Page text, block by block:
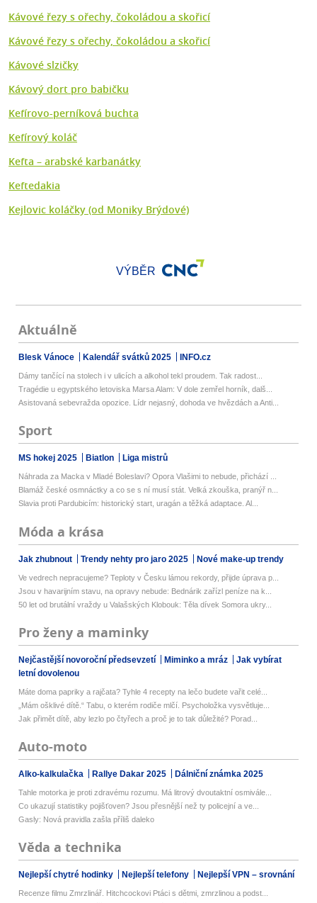
Kávové řezy s ořechy, čokoládou a skořicí
Kávové řezy s ořechy, čokoládou a skořicí
Kávové slzičky
Kávový dort pro babičku
Kefírovo-perníková buchta
Kefírový koláč
Kefta –⁠ arabské karbanátky
Keftedakia
Kejlovic koláčky (od Moniky Brýdové)
VÝBĚR
Aktuálně
Blesk Vánoce Kalendář svátků 2025 INFO.cz
Dámy tančící na stolech i v ulicích a alkohol tekl proudem. Tak radost...
Tragédie u egyptského letoviska Marsa Alam: V dole zemřel horník, dalš...
Asistovaná sebevražda opozice. Lídr nejasný, dohoda ve hvězdách a Anti...
Sport
MS hokej 2025 Biatlon Liga mistrů
Náhrada za Macka v Mladé Boleslavi? Opora Vlašimi to nebude, přichází ...
Blamáž české osmnáctky a co se s ní musí stát. Velká zkouška, pranýř n...
Slavia proti Pardubicím: historický start, uragán a těžká adaptace. Al...
Móda a krása
Jak zhubnout Trendy nehty pro jaro 2025 Nové make-up trendy
Ve vedrech nepracujeme? Teploty v Česku lámou rekordy, přijde úprava p...
Jsou v havarijním stavu, na opravy nebude: Bednárik zařízl peníze na k...
50 let od brutální vraždy u Valašských Klobouk: Těla dívek Somora ukry...
Pro ženy a maminky
Nejčastější novoroční předsevzetí Miminko a mráz
Jak vybírat
letní dovolenou
Máte doma papriky a rajčata? Tyhle 4 recepty na lečo budete vařit celé...
„Mám ošklivé dítě.“ Tabu, o kterém rodiče mlčí. Psycholožka vysvětluje...
Jak přimět dítě, aby lezlo po čtyřech a proč je to tak důležité? Porad...
Auto-moto
Alko-kalkulačka Rallye Dakar 2025 Dálniční známka 2025
Tahle motorka je proti zdravému rozumu. Má litrový dvoutaktní osmivále...
Co ukazují statistiky pojišťoven? Jsou přesnější než ty policejní a ve...
Gasly: Nová pravidla zašla příliš daleko
Věda a technika
Nejlepší chytré hodinky Nejlepší telefony Nejlepší VPN – srovnání
Recenze filmu Zmrzlinář. Hitchcockovi Ptáci s dětmi, zmrzlinou a podst...